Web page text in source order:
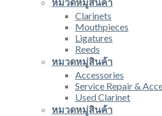
Clarinets
Mouthpieces
Ligatures
Reeds
หมวดหมู่สินค้า
Accessories
Service Repair &
Used Clarinet
หมวดหมู่สินค้า